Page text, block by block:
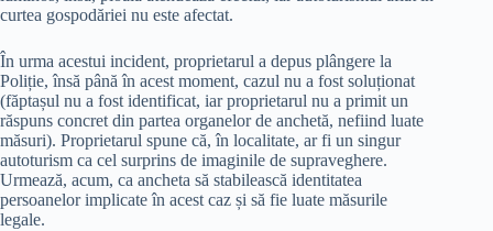
curtea gospodăriei nu este afectat.
În urma acestui incident, proprietarul a depus plângere la
Poliție, însă până în acest moment, cazul nu a fost soluționat
(făptașul nu a fost identificat, iar proprietarul nu a primit un
răspuns concret din partea organelor de anchetă, nefiind luate
măsuri). Proprietarul spune că, în localitate, ar fi un singur
autoturism ca cel surprins de imaginile de supraveghere.
Urmează, acum, ca ancheta să stabilească identitatea
persoanelor implicate în acest caz și să fie luate măsurile
legale.